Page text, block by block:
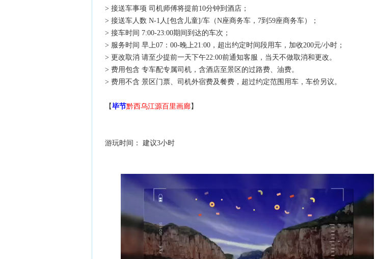
> 接送车事项 司机师傅将提前10分钟到酒店；
> 接送车人数 N-1人[包含儿童]/车（N座商务车，7到59座商务车）；
> 接车时间 7:00-23:00期间到达的车次；
> 服务时间 早上07：00-晚上21:00，超出约定时间段用车，加收200元/小时；
> 更改取消 请至少提前一天下午22:00前通知客服，当天不做取消和更改。
> 费用包含 专车配专属司机，含酒店至景区的过路费、油费。
> 费用不含 景区门票、司机外宿费及餐费，超过约定范围用车，车价另议。
【毕节黔西乌江源百里画廊】
游玩时间： 建议3小时